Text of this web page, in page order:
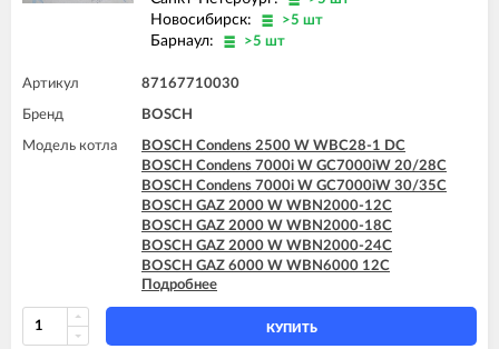
BOSCH GAZ 7000 W ZWC 28-3MFK
BOSCH GAZ 7000 W ZWC 35-3MFA
Новосибирск: >5 шт
Барнаул: >5 шт
Артикул 87167710030
Бренд BOSCH
Модель котла
BOSCH Condens 2500 W WBC28-1 DC
BOSCH Condens 7000i W GC7000iW 20/28C
BOSCH Condens 7000i W GC7000iW 30/35C
BOSCH GAZ 2000 W WBN2000-12C
BOSCH GAZ 2000 W WBN2000-18C
BOSCH GAZ 2000 W WBN2000-24C
BOSCH GAZ 6000 W WBN6000 12C
BOSCH GAZ 6000 W WBN6000 18C
BOSCH GAZ 6000 W WBN6000 24C
BOSCH GAZ 6000 W WBN6000 28C
BOSCH GAZ 6000 W WBN6000 35C
Подробнее
КУПИТЬ